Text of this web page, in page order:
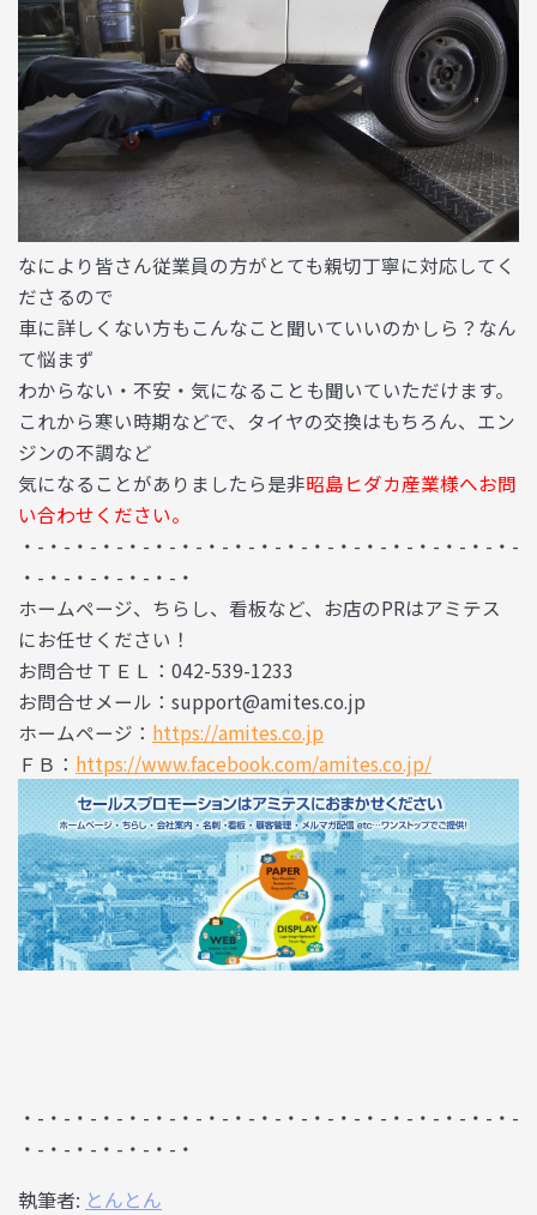
なにより皆さん従業員の方がとても親切丁寧に対応してく
ださるので
車に詳しくない方もこんなこと聞いていいのかしら？なん
て悩まず
わからない・不安・気になることも聞いていただけます。
これから寒い時期などで、タイヤの交換はもちろん、エン
ジンの不調など
気になることがありましたら是非昭島ヒダカ産業様へお問
い合わせください。
・-・-・-・-・-・-・-・-・-・-・-・-・-・-・-・-・-・-・-
・-・-・-・-・-・-・
ホームページ、ちらし、看板など、お店のPRはアミテス
にお任せください！
お問合せＴＥＬ：042-539-1233
お問合せメール：support@amites.co.jp
ホームページ： https://amites.co.jp
ＦＢ： https://www.facebook.com/amites.co.jp/
・-・-・-・-・-・-・-・-・-・-・-・-・-・-・-・-・-・-・-
・-・-・-・-・-・-・
執筆者: とんとん